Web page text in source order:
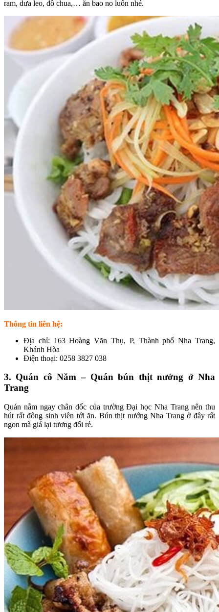
ram, dưa leo, đồ chua,… ăn bao no luôn nhé.
Thông tin liên hệ:
Địa chỉ: 163 Hoàng Văn Thụ, P, Thành phố Nha Trang,
Khánh Hòa
Điện thoại: 0258 3827 038
3. Quán cô Năm – Quán bún thịt nướng ở Nha
Trang
Quán nằm ngay chân dốc của trường Đại học Nha Trang nên thu
hút rất đông sinh viên tới ăn. Bún thịt nướng Nha Trang ở đây rất
ngon mà giá lại tương đối rẻ.